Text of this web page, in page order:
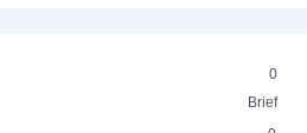
0
Brief